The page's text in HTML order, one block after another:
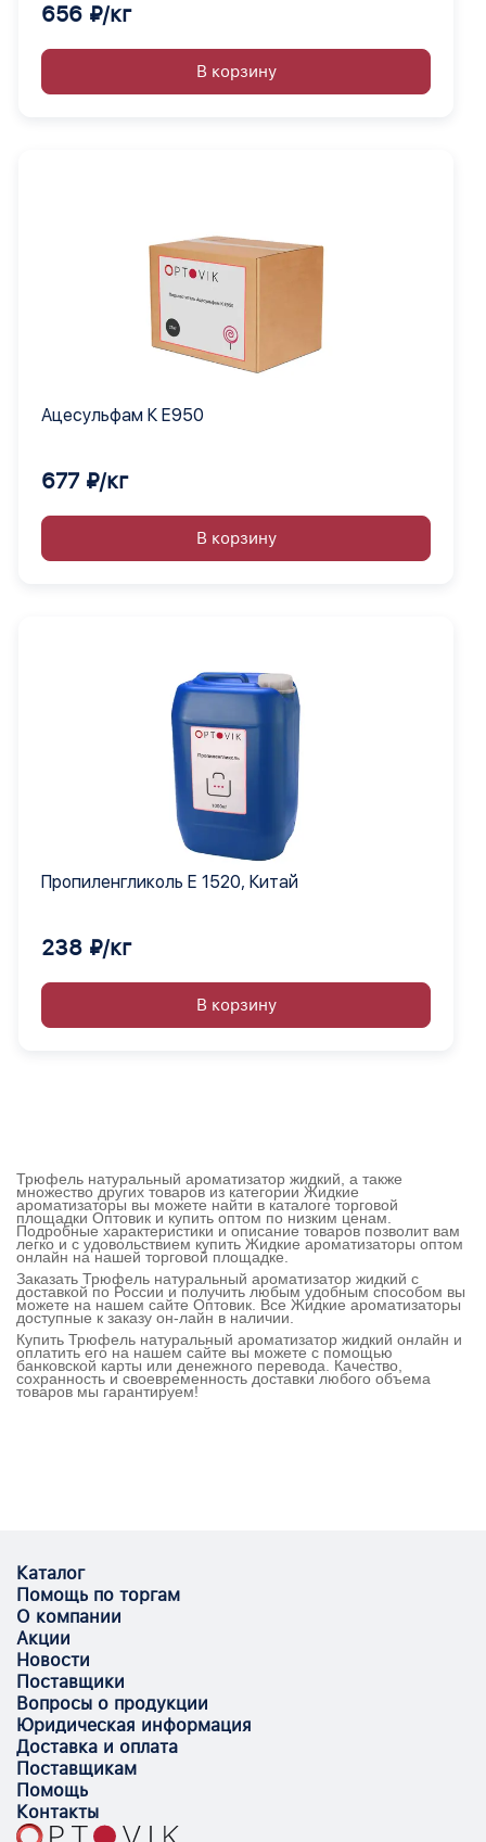
656 ₽/кг
В корзину
Ацесульфам К Е950
677 ₽/кг
В корзину
Пропиленгликоль Е 1520, Китай
238 ₽/кг
В корзину
Трюфель натуральный ароматизатор жидкий, а также
множество других товаров из категории Жидкие
ароматизаторы вы можете найти в каталоге торговой
площадки Оптовик и купить оптом по низким ценам.
Подробные характеристики и описание товаров позволит вам
легко и с удовольствием купить Жидкие ароматизаторы оптом
онлайн на нашей торговой площадке.
Заказать Трюфель натуральный ароматизатор жидкий с
доставкой по России и получить любым удобным способом вы
можете на нашем сайте Оптовик. Все Жидкие ароматизаторы
доступные к заказу он-лайн в наличии.
Купить Трюфель натуральный ароматизатор жидкий онлайн и
оплатить его на нашем сайте вы можете с помощью
банковской карты или денежного перевода. Качество,
сохранность и своевременность доставки любого объема
товаров мы гарантируем!
Каталог
Помощь по торгам
О компании
Акции
Новости
Поставщики
Вопросы о продукции
Юридическая информация
Доставка и оплата
Поставщикам
Помощь
Контакты